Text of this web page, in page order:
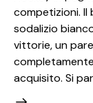
competizioni. Il
sodalizio
vittorie, un
acquisito. Si